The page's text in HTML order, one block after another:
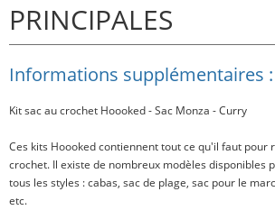
PRINCIPALES
Informations supplémentaires :
Kit sac au crochet Hoooked - Sac Monza - Curry
Ces kits Hoooked contiennent tout ce qu'il faut pour
crochet. Il existe de nombreux modèles disponibles
tous les styles : cabas, sac de plage, sac pour le
etc.